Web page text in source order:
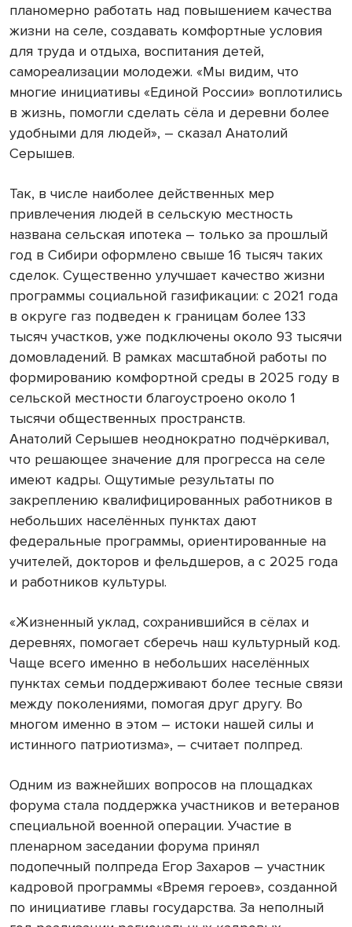
планомерно работать над повышением качества
жизни на селе, создавать комфортные условия
для труда и отдыха, воспитания детей,
самореализации молодежи. «Мы видим, что
многие инициативы «Единой России» воплотились
в жизнь, помогли сделать сёла и деревни более
удобными для людей», – сказал Анатолий
Серышев.
Так, в числе наиболее действенных мер
привлечения людей в сельскую местность
названа сельская ипотека – только за прошлый
год в Сибири оформлено свыше 16 тысяч таких
сделок. Существенно улучшает качество жизни
программы социальной газификации: с 2021 года
в округе газ подведен к границам более 133
тысяч участков, уже подключены около 93 тысячи
домовладений. В рамках масштабной работы по
формированию комфортной среды в 2025 году в
сельской местности благоустроено около 1
тысячи общественных пространств.
Анатолий Серышев неоднократно подчёркивал,
что решающее значение для прогресса на селе
имеют кадры. Ощутимые результаты по
закреплению квалифицированных работников в
небольших населённых пунктах дают
федеральные программы, ориентированные на
учителей, докторов и фельдшеров, а с 2025 года
и работников культуры.
«Жизненный уклад, сохранившийся в сёлах и
деревнях, помогает сберечь наш культурный код.
Чаще всего именно в небольших населённых
пунктах семьи поддерживают более тесные связи
между поколениями, помогая друг другу. Во
многом именно в этом – истоки нашей силы и
истинного патриотизма», – считает полпред.
Одним из важнейших вопросов на площадках
форума стала поддержка участников и ветеранов
специальной военной операции. Участие в
пленарном заседании форума принял
подопечный полпреда Егор Захаров – участник
кадровой программы «Время героев», созданной
по инициативе главы государства. За неполный